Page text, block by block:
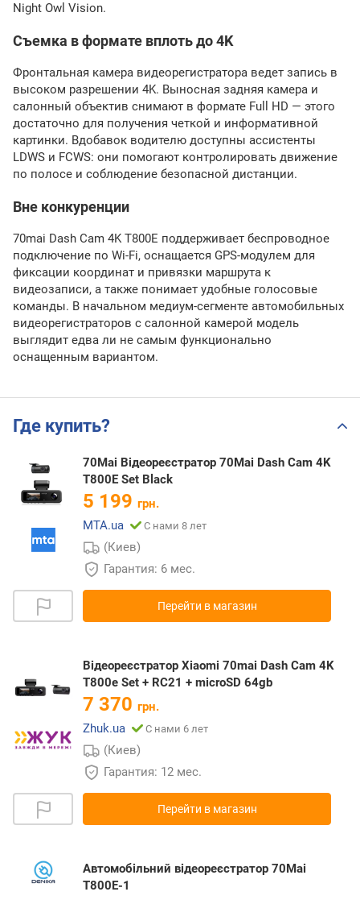
Night Owl Vision.
Съемка в формате вплоть до 4K
Фронтальная камера видеорегистратора ведет запись в
высоком разрешении 4K. Выносная задняя камера и
салонный объектив снимают в формате Full HD — этого
достаточно для получения четкой и информативной
картинки. Вдобавок водителю доступны ассистенты
LDWS и FCWS: они помогают контролировать движение
по полосе и соблюдение безопасной дистанции.
Вне конкуренции
70mai Dash Cam 4K T800E поддерживает беспроводное
подключение по Wi-Fi, оснащается GPS-модулем для
фиксации координат и привязки маршрута к
видеозаписи, а также понимает удобные голосовые
команды. В начальном медиум-сегменте автомобильных
видеорегистраторов с салонной камерой модель
выглядит едва ли не самым функционально
оснащенным вариантом.
Где купить?
70Mai Відеореєстратор 70Mai Dash Cam 4K
T800E Set Black
5 199 грн.
MTA.ua
С нами 8 лет
(Киев)
Гарантия: 6 мес.
Перейти в магазин
Відеореєстратор Xiaomi 70mai Dash Cam 4K
T800e Set + RC21 + microSD 64gb
7 370 грн.
Zhuk.ua
С нами 6 лет
(Киев)
Гарантия: 12 мес.
Перейти в магазин
Автомобільний відеореєстратор 70Mai
T800E-1